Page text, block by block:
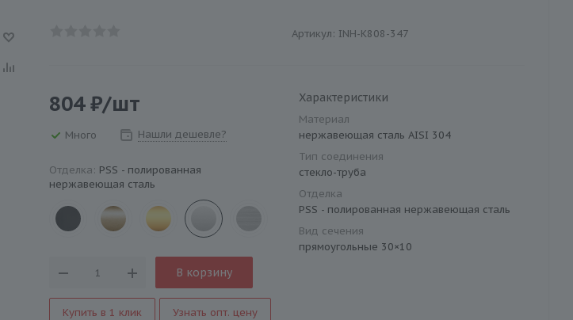
Артикул: INH-K808-347
804₽/шт
Много Нашли дешевле?
Отделка: PSS - полированная
нержавеющая сталь
В корзину
Купить в 1 клик Узнать опт. цену
Характеристики
Материал
нержавеющая сталь AISI 304
Тип соединения
стекло-труба
Отделка
PSS - полированная нержавеющая сталь
Вид сечения
прямоугольные 30×10